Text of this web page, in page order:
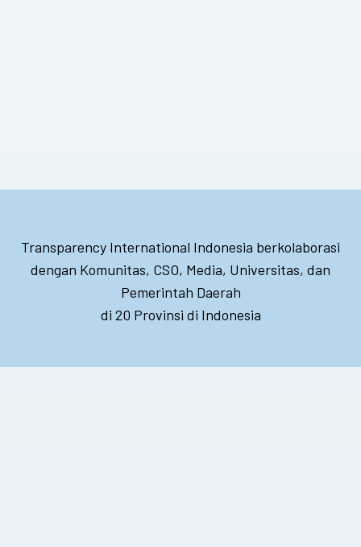
Transparency International Indonesia berkolaborasi
dengan Komunitas, CSO, Media, Universitas, dan
Pemerintah Daerah
di 20 Provinsi di Indonesia